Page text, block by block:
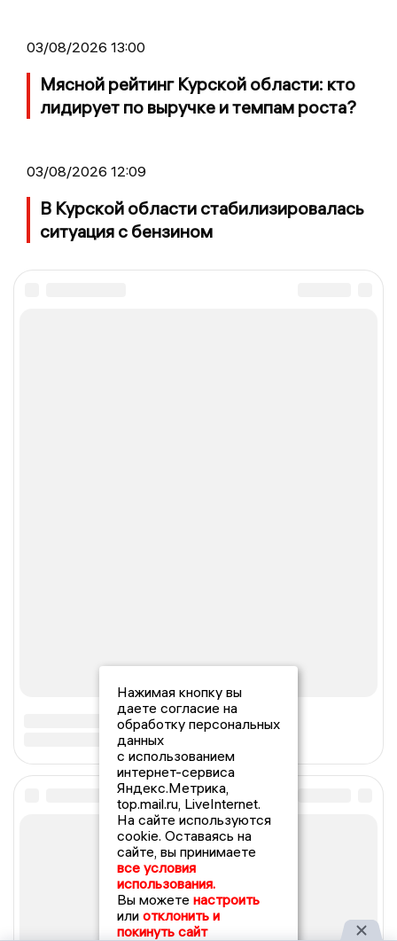
03/08/2026 13:00
Мясной рейтинг Курской области: кто
лидирует по выручке и темпам роста?
03/08/2026 12:09
В Курской области стабилизировалась
ситуация с бензином
Нажимая кнопку вы
даете согласие на
обработку персональных
данных
с использованием
интернет-сервиса
Яндекс.Метрика,
top.mail.ru, LiveInternet.
На сайте используются
cookie. Оставаясь на
сайте, вы принимаете
все условия
использования.
Вы можете настроить
или отклонить и
покинуть сайт